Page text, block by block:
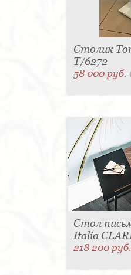
Столик
T/6272
58 000 руб.
Стол
Italia
218 200